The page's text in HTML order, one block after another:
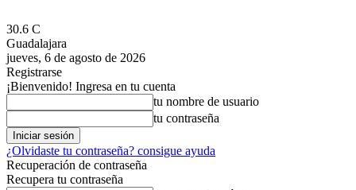
30.6 C
Guadalajara
jueves, 6 de agosto de 2026
Registrarse
¡Bienvenido! Ingresa en tu cuenta
tu nombre de usuario
tu contraseña
¿Olvidaste tu contraseña? consigue ayuda
Recuperación de contraseña
Recupera tu contraseña